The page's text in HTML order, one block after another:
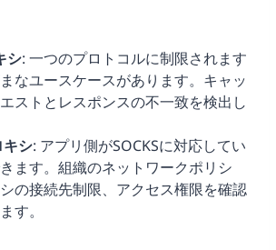
シ: 一つのプロトコルに制限されます
なユースケースがあります。キャッ
ストとレスポンスの不一致を検出し
キシ: アプリ側がSOCKSに対応してい
ます。組織のネットワークポリシ
の接続先制限、アクセス権限を確認
す。